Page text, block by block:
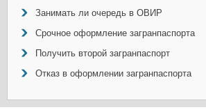
Занимать ли очередь в ОВИР
Срочное оформление загранпаспорта
Получить второй загранпаспорт
Отказ в оформлении загранпаспорта